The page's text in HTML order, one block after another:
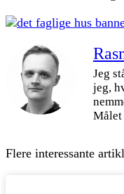
Jeg
jeg,
Målet
Flere interessante